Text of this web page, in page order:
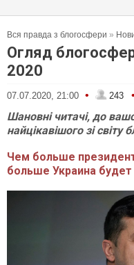
Вся правда з блогосфери »
Огляд
2020
07.07.2020, 21:00 • 243 •
Шановні читачі, до
найцікавішого зі світу
Чем больше
больше Украина